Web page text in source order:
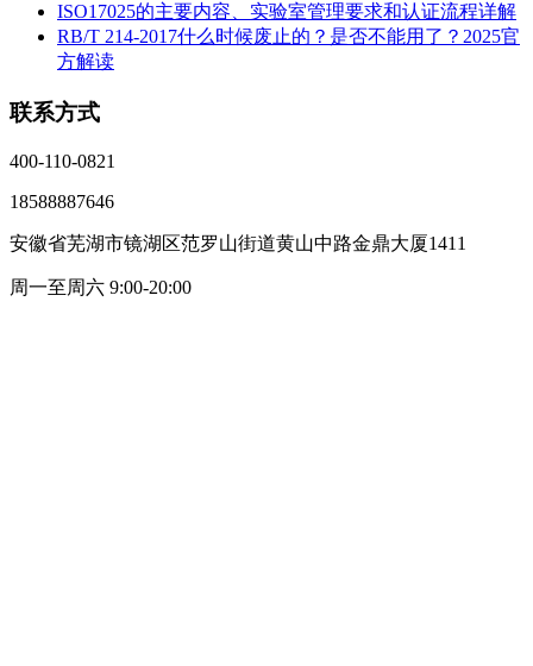
ISO17025的主要内容、实验室管理要求和认证流程详解
RB/T 214-2017什么时候废止的？是否不能用了？2025官
方解读
联系方式
400-110-0821
18588887646
安徽省芜湖市镜湖区范罗山街道黄山中路金鼎大厦1411
周一至周六 9:00-20:00